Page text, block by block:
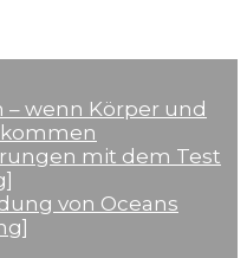
– wenn Körper und
kommen
mit dem Test
von Oceans